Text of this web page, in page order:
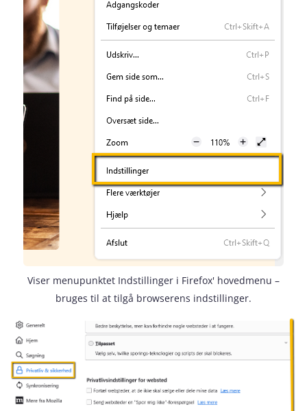
Viser menupunktet Indstillinger i Firefox' hovedmenu –
bruges til at tilgå browserens indstillinger.